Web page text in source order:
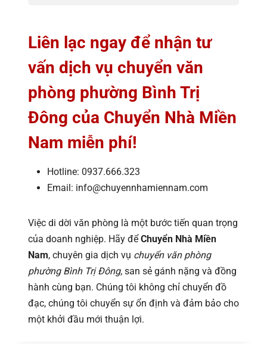
Liên lạc ngay để nhận tư
vấn dịch vụ chuyển văn
phòng phường Bình Trị
Đông của Chuyển Nhà Miền
Nam miễn phí!
Hotline: 0937.666.323
Email: info@chuyennhamiennam.com
Việc di dời văn phòng là một bước tiến quan trọng
của doanh nghiệp. Hãy đểChuyển Nhà Miền
Nam, chuyên gia dịch vụ chuyển văn phòng
phường Bình Trị Đông, san sẻ gánh nặng và đồng
hành cùng bạn. Chúng tôi không chỉ chuyển đồ
đạc, chúng tôi chuyển sự ổn định và đảm bảo cho
một khởi đầu mới thuận lợi.